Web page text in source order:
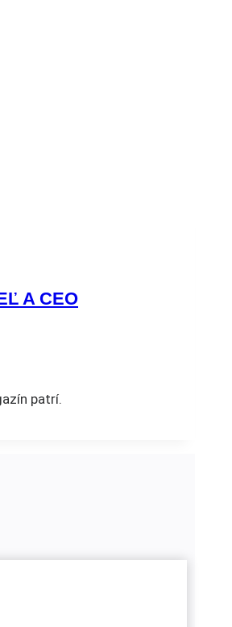
A CEO
patrí.